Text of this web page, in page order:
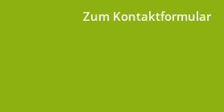
Zum Kontaktformular